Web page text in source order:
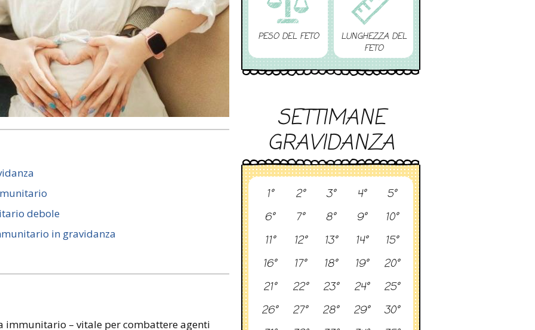
debole
in gravidanza
immunitario – vitale per combattere agenti
PESO DEL FETO
LUNGHEZZA DEL
FETO
SETTIMANE
GRAVIDANZA
1° 2° 3° 4°
5°
6°
7° 8° 9°
10°
11°
12° 13° 14°
15°
16°
17° 18° 19°
20°
21°
22° 23° 24°
25°
26°
27° 28° 29°
30°